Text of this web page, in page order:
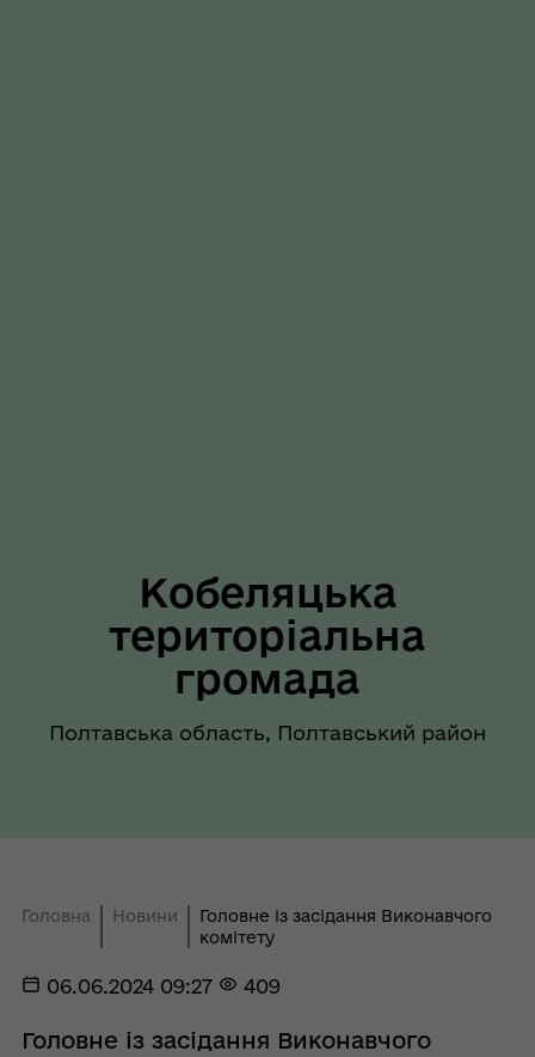
Кобеляцька
територіальна
громада
Полтавська область, Полтавський район
Головна Новини
Головне із засідання Виконавчого
комітету
06.06.2024 09:27 409
Головне із засідання Виконавчого